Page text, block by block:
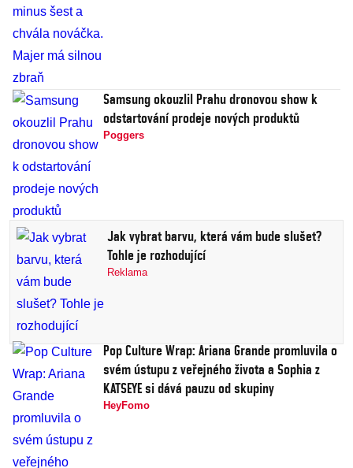
Samsung okouzlil Prahu dronovou show k
odstartování prodeje nových produktů
Poggers
Jak vybrat barvu, která vám bude slušet?
Tohle je rozhodující
Reklama
Pop Culture Wrap: Ariana Grande promluvila o
svém ústupu z veřejného života a Sophia z
KATSEYE si dává pauzu od skupiny
HeyFomo